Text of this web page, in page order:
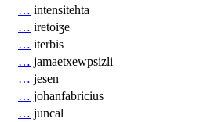
… intensitehta
… iretoiʒe
… iterbis
… jamaetxewpsizli
… jesen
… johanfabricius
… juncal